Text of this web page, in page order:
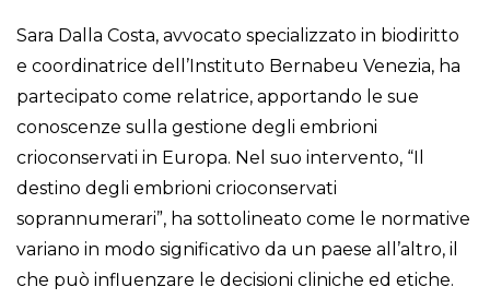
Sara Dalla Costa, avvocato specializzato in biodiritto
e coordinatrice dell’Instituto Bernabeu Venezia, ha
partecipato come relatrice, apportando le sue
conoscenze sulla gestione degli embrioni
crioconservati in Europa. Nel suo intervento, “Il
destino degli embrioni crioconservati
soprannumerari”, ha sottolineato come le normative
variano in modo significativo da un paese all’altro, il
che può influenzare le decisioni cliniche ed etiche.